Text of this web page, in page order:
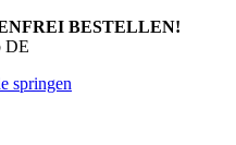
BESTELLEN!
DE
springen